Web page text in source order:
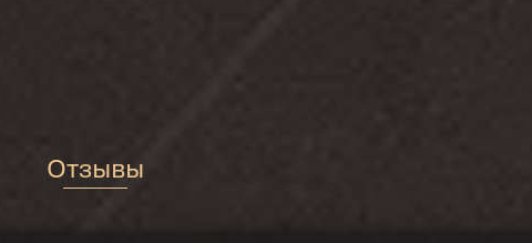
Отзывы